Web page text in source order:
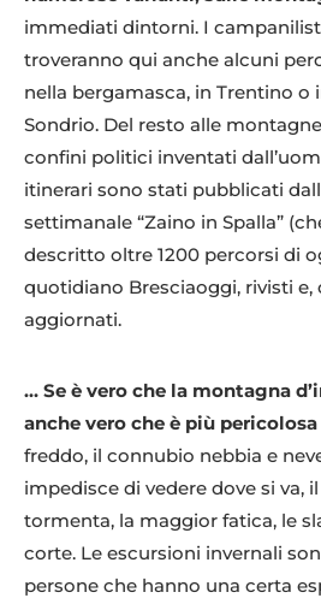
immediati dintorni. I
troveranno qui anche alcuni
nella bergamasca, in Trentino o
Sondrio. Del resto alle
confini politici inventati
itinerari sono stati pubblicati
settimanale “Zaino in Spalla”
descritto oltre 1200 percorsi di
quotidiano Bresciaoggi, rivisti e,
aggiornati.
… Se è vero che la montagna
anche vero che è più
freddo, il connubio nebbia e
impedisce di vedere dove si va,
tormenta, la maggior fatica, le
corte. Le escursioni invernali
persone che hanno una certa